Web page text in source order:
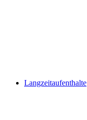
Langzeitaufenthalte